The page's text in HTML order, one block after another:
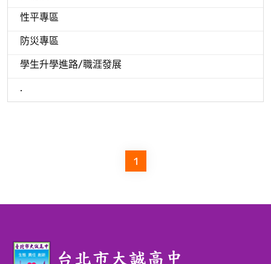
性平專區
防災專區
學生升學進路/職涯發展
.
1